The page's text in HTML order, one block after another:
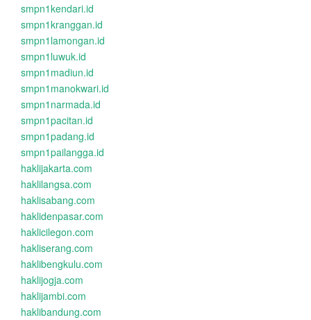
smpn1kendari.id
smpn1kranggan.id
smpn1lamongan.id
smpn1luwuk.id
smpn1madiun.id
smpn1manokwari.id
smpn1narmada.id
smpn1pacitan.id
smpn1padang.id
smpn1pailangga.id
haklijakarta.com
haklilangsa.com
haklisabang.com
haklidenpasar.com
haklicilegon.com
hakliserang.com
haklibengkulu.com
haklijogja.com
haklijambi.com
haklibandung.com